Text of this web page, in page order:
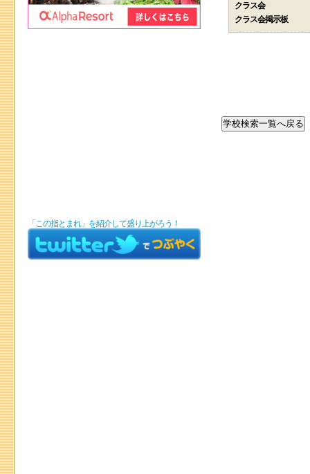
クラス会
クラス会掲示板
「この指とまれ」を紹介して盛り上がろう！